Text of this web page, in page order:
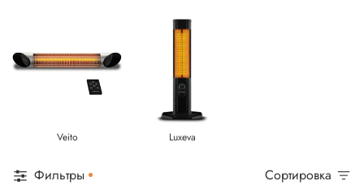
Veito Luxeva
Фильтры Сортировка